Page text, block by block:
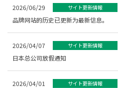
2026/06/29 サイト更新情報
品牌网站的历史已更新为最新信息。
2026/04/07 サイト更新情報
日本总公司放假通知
2026/04/01 サイト更新情報